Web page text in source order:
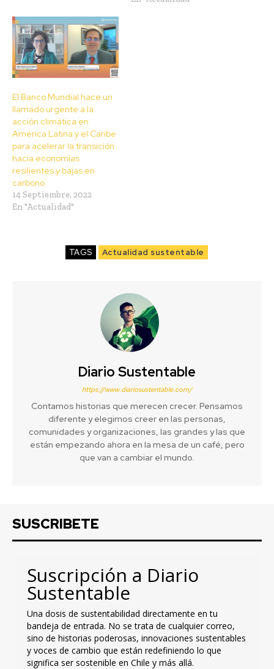
El Banco Mundial hace un
llamado urgente a la
acción climática en
América Latina y el Caribe
para acelerar la transición
hacia economías
resilientes y bajas en
carbono
14 Septiembre, 2022
En "Actualidad"
TAGS Actualidad sustentable
Diario Sustentable
https://www.diariosustentable.com/
Contamos historias que merecen crecer. Pensamos
diferente y elegimos creer en las personas,
comunidades y organizaciones, las grandes y las que
están empezando ahora en la mesa de un café, pero
que van a cambiar el mundo.
SUSCRIBETE
Suscripción a Diario
Sustentable
Una dosis de sustentabilidad directamente en tu
bandeja de entrada. No se trata de cualquier correo,
sino de historias poderosas, innovaciones sustentables
y voces de cambio que están redefiniendo lo que
significa ser sostenible en Chile y más allá.